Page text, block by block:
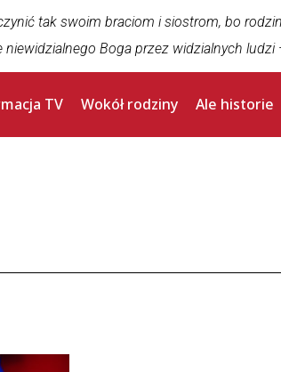
tak swoim braciom i siostrom, bo
niewidzialnego Boga przez widzialnych ludzi
TV Wokół rodziny Ale historie